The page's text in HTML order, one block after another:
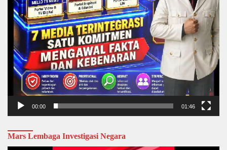
00:00 01:46
Mars Lembaga Investigasi Negara